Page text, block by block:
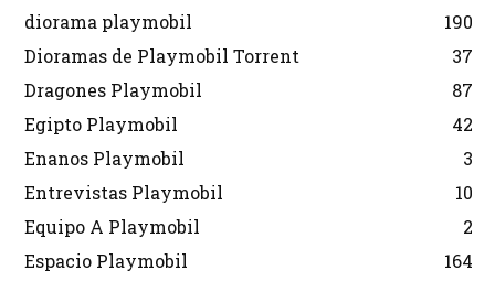
diorama playmobil
190
Dioramas de Playmobil Torrent
37
Dragones Playmobil
87
Egipto Playmobil
42
Enanos Playmobil
3
Entrevistas Playmobil
10
Equipo A Playmobil
2
Espacio Playmobil
164